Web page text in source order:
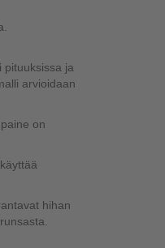
pituuksissa ja
arvioidaan
on
hihan